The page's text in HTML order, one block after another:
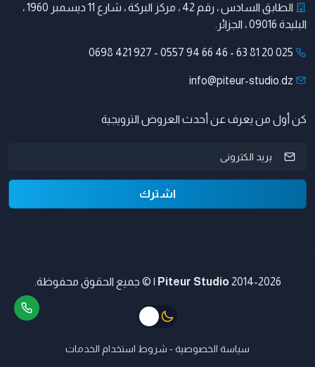
الطابق السادس ، رقم 42 ، مركز البركة ، شارع 11 ديسمبر 1960 ،
البليدة 09016 ، الجزائر.
025 20 81 63
-
0557 94 66 46
-
0698 421 927
info@piteur-studio.dz
كن أول من يعرف عن أحدث العروض الترويجية
اشترك
2014-2026
Piteur Studio | © جميع الحقوق محفوظة.
سياسة الخصوصية - شروط استخدام الخدمات